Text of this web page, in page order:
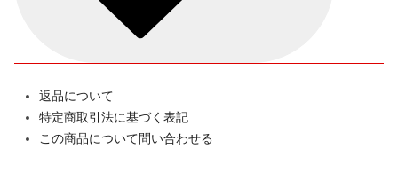
返品について
特定商取引法に基づく表記
この商品について問い合わせる